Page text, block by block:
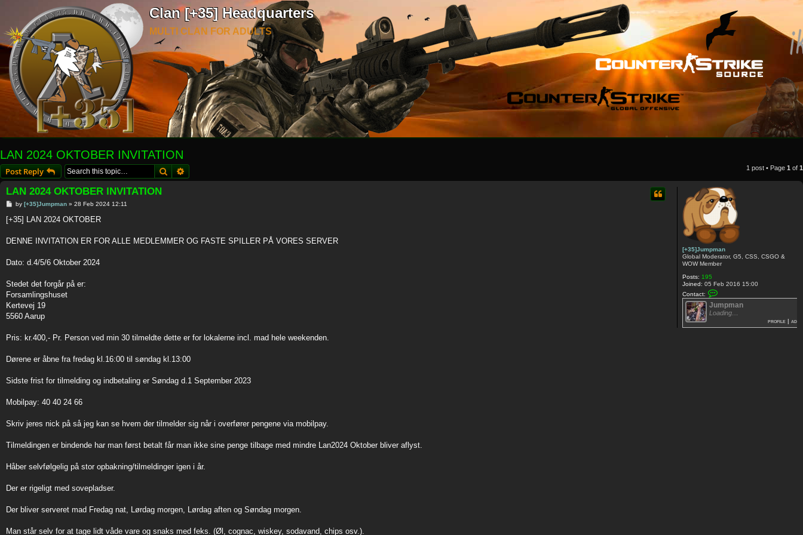
Clan [+35] Headquarters
MULTI CLAN FOR ADULTS
LAN 2024 OKTOBER INVITATION
Post Reply SearchAdvanced search 1 post • Page 1 of 1
[+35]Jumpman
Global Moderator, G5, CSS, CSGO &
WOW Member
Posts: 195
Joined: 05 Feb 2016 15:00
Contact:
o
n
t
c
Jumpman
Loading…
profile | add
LAN 2024 OKTOBER INVITATION
P
s
by [+35]Jumpman» 28 Feb 2024 12:11
[+35] LAN 2024 OKTOBER
DENNE INVITATION ER FOR ALLE MEDLEMMER OG FASTE SPILLER PÅ VORES SERVER
Dato: d.4/5/6 Oktober 2024
Stedet det forgår på er:
Forsamlingshuset
Kertevej 19
5560 Aarup
Pris: kr.400,- Pr. Person ved min 30 tilmeldte dette er for lokalerne incl. mad hele weekenden.
Dørene er åbne fra fredag kl.16:00 til søndag kl.13:00
Sidste frist for tilmelding og indbetaling er Søndag d.1 September 2023
Mobilpay: 40 40 24 66
Skriv jeres nick på så jeg kan se hvem der tilmelder sig når i overfører pengene via mobilpay.
Tilmeldingen er bindende har man først betalt får man ikke sine penge tilbage med mindre Lan2024 Oktober bliver aflyst.
Håber selvfølgelig på stor opbakning/tilmeldinger igen i år.
Der er rigeligt med sovepladser.
Der bliver serveret mad Fredag nat, Lørdag morgen, Lørdag aften og Søndag morgen.
Man står selv for at tage lidt våde vare og snaks med feks. (Øl, cognac, wiskey, sodavand, chips osv.).